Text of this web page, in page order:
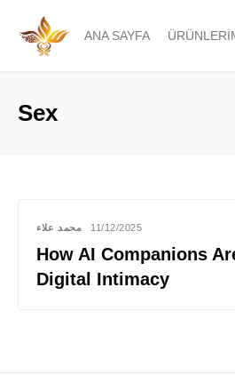
ANA SAYFA
Sex
محمد علاء 11/12/2025
How AI Companions
Digital Intimacy